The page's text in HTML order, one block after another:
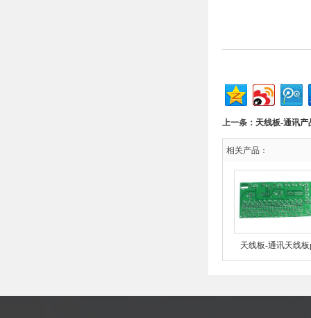
上一条： 天线板-通讯产
相关产品：
天线板-通讯天线板